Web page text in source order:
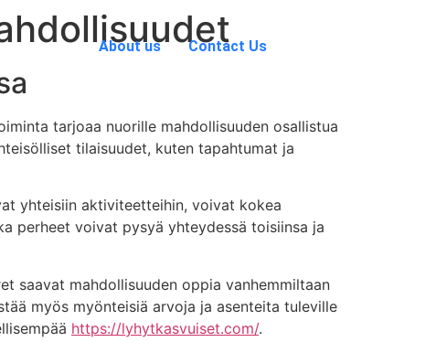
About us Contact Us
tarjoaa nuorille mahdollisuuden osallistua
tilaisuudet, kuten tapahtumat ja
yhteisiin aktiviteetteihin, voivat kokea
perheet voivat pysyä yhteydessä toisiinsa ja
saavat mahdollisuuden oppia vanhemmiltaan
myös myönteisiä arvoja ja asenteita tuleville
https://lyhytkasvuiset.com/.